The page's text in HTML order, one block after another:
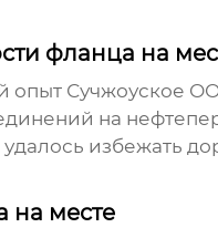
фланца на
Сучжоуское
на
избежать
на месте